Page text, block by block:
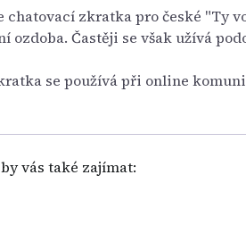
chatovací zkratka pro české "Ty
ozdoba. Častěji se však užívá
se používá při online
vás také zajímat: